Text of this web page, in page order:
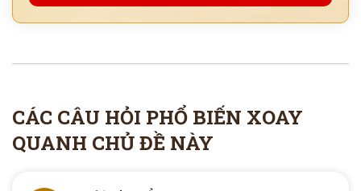
CÁC CÂU HỎI PHỔ BIẾN XOAY
QUANH CHỦ ĐỀ NÀY
CÙNG CHUYÊN GIA Y HỌC CỔ TRUYỀN